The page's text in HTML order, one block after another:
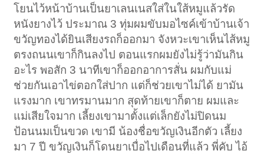
โยนไว้หน้าบ้านเป็นยาเลนเนสใส่ในใส้หมูแล้วรัด
หนังยางไว้ ประมาณ 3 ทุ่มผมขับมอไซค์เข้าบ้านเจ้า
ขวัญทองได้ยินเสียงรถก็ออกมา จังหวะเขาเห็นไส้หมู
ตรงถนนเขาก็กินลงไป ตอนแรกผมยังไม่รู้ว่ามันกิน
อะไร พอสัก 3 นาทีเขาก็ออกอาการสั่น ผมกับแม่
ช่วยกันเอาไข่ตอกใส่ปาก แต่ก็ช่วยเขาไม่ได้ ยามัน
แรงมาก เขาทรมานมาก สุดท้ายเขาก็ตาย ผมและ
แม่เสียใจมาก เลี้ยงเขามาตั้งแต่เล็กยังไม่ปิดนม
ป้อนนมเป็นขวด เขามี น้องชื่อขวัญเงินอีกตัว เลี้ยง
มา 7 ปี ขวัญเงินก็โดนยาเบื่อไปเดือนที่แล้ว พี่คับ ไอ้